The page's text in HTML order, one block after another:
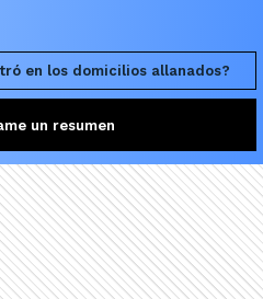
en los domicilios allanados?
un resumen